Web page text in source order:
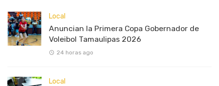
Local
Anuncian la Primera Copa Gobernador de
Voleibol Tamaulipas 2026
24 horas ago
Local